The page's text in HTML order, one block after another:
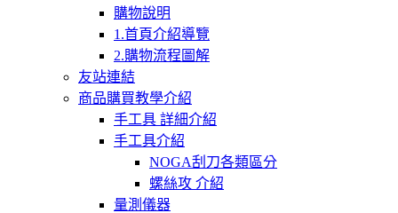
購物說明
1.首頁介紹導覽
2.購物流程圖解
友站連結
商品購買教學介紹
手工具 詳細介紹
手工具介紹
NOGA刮刀各類區分
螺絲攻 介紹
量測儀器